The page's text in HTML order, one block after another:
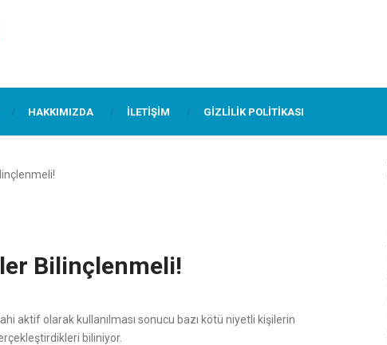
HAKKIMIZDA İLETIŞIM GIZLILIK POLITIKASI
Bilinçlenmeli!
aktif olarak kullanılması sonucu bazı kötü niyetli kişilerin
biliniyor.